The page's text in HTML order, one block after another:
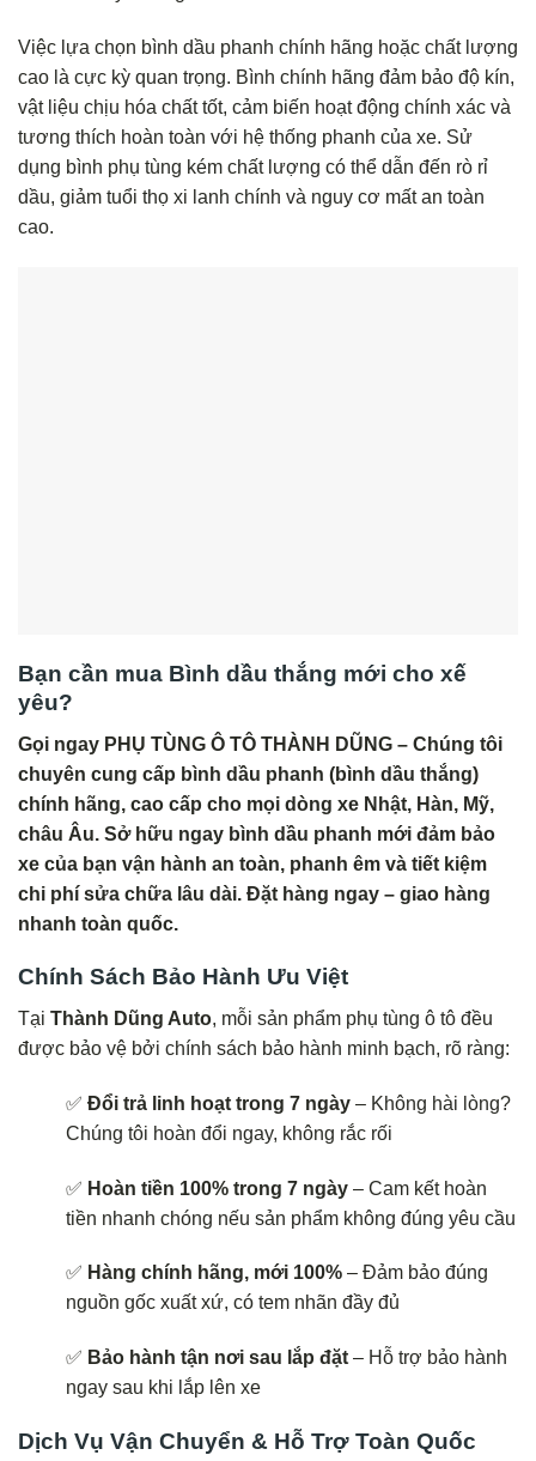
Việc lựa chọn bình dầu phanh chính hãng hoặc chất lượng
cao là cực kỳ quan trọng. Bình chính hãng đảm bảo độ kín,
vật liệu chịu hóa chất tốt, cảm biến hoạt động chính xác và
tương thích hoàn toàn với hệ thống phanh của xe. Sử
dụng bình phụ tùng kém chất lượng có thể dẫn đến rò rỉ
dầu, giảm tuổi thọ xi lanh chính và nguy cơ mất an toàn
cao.
Bạn cần mua Bình dầu thắng mới cho xế
yêu?
Gọi ngay PHỤ TÙNG Ô TÔ THÀNH DŨNG – Chúng tôi
chuyên cung cấp bình dầu phanh (bình dầu thắng)
chính hãng, cao cấp cho mọi dòng xe Nhật, Hàn, Mỹ,
châu Âu. Sở hữu ngay bình dầu phanh mới đảm bảo
xe của bạn vận hành an toàn, phanh êm và tiết kiệm
chi phí sửa chữa lâu dài. Đặt hàng ngay – giao hàng
nhanh toàn quốc.
Chính Sách Bảo Hành Ưu Việt
Tại Thành Dũng Auto, mỗi sản phẩm phụ tùng ô tô đều
được bảo vệ bởi chính sách bảo hành minh bạch, rõ ràng:
✅ Đổi trả linh hoạt trong 7 ngày – Không hài lòng?
Chúng tôi hoàn đổi ngay, không rắc rối
✅ Hoàn tiền 100% trong 7 ngày – Cam kết hoàn
tiền nhanh chóng nếu sản phẩm không đúng yêu cầu
✅ Hàng chính hãng, mới 100% – Đảm bảo đúng
nguồn gốc xuất xứ, có tem nhãn đầy đủ
✅ Bảo hành tận nơi sau lắp đặt – Hỗ trợ bảo hành
ngay sau khi lắp lên xe
Dịch Vụ Vận Chuyển & Hỗ Trợ Toàn Quốc